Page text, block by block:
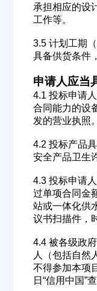
承担相应的设
工作等。
3.5 计划工期
具备供货条件
申请人应当
4.1 投标申请
合同能力的设
发的营业执照。
4.2 投标产品
安全产品卫生
4.3 投标申请
过单项合同金
站或一体化供
议书扫描件，
4.4 被各级政
人（包括自然
不得参加本项
日“信用中国”
公司名称
公司所在地
请选择省市